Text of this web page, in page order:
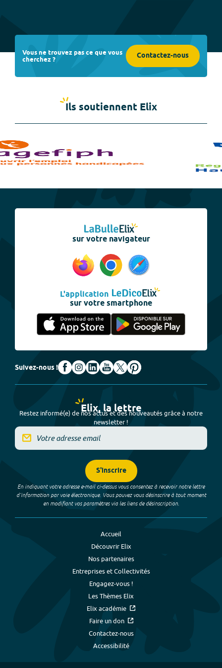
Vous ne trouvez pas ce que vous
cherchez ? Contactez-nous
Ils soutiennent Elix
sur votre navigateur
L'application
sur votre smartphone
Suivez-nous !
Elix, la lettre
Restez informé(e) de nos actus et des nouveautés grâce à notre
newsletter !
S'inscrire
En indiquant votre adresse e-mail ci-dessus vous consentez à recevoir notre lettre
d’information par voie électronique. Vous pouvez vous désinscrire à tout moment
en modifiant vos paramètres via les liens de désinscription.
Accueil
Découvrir Elix
Nos partenaires
Entreprises et Collectivités
Engagez-vous !
Les Thèmes Elix
Elix académie
Faire un don
Contactez-nous
Accessibilité